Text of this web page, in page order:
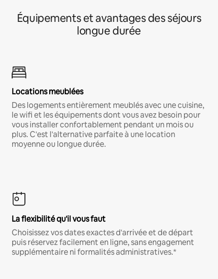
Équipements et avantages des séjours
longue durée
Locations meublées
Des logements entièrement meublés avec une cuisine,
le wifi et les équipements dont vous avez besoin pour
vous installer confortablement pendant un mois ou
plus. C'est l'alternative parfaite à une location
moyenne ou longue durée.
La flexibilité qu'il vous faut
Choisissez vos dates exactes d'arrivée et de départ
puis réservez facilement en ligne, sans engagement
supplémentaire ni formalités administratives.*